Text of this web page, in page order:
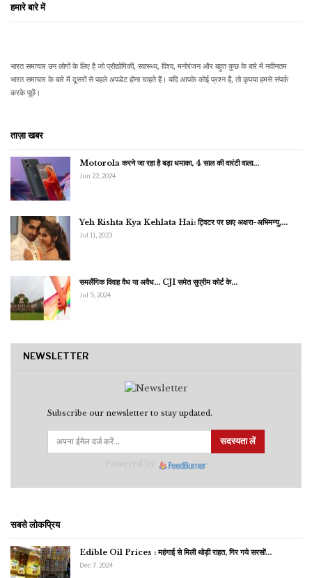
हमारे बारे में
भारत समाचार उन लोगों के लिए है जो प्रौद्योगिकी, स्वास्थ्य, विश्व, मनोरंजन और बहुत कुछ के बारे में नवीनतम
भारत समाचार के बारे में दूसरों से पहले अपडेट होना चाहते हैं। यदि आपके कोई प्रश्न हैं, तो कृपया हमसे संपर्क
करके पूछें।
ताज़ा खबर
Motorola करने जा रहा है बड़ा धमाका, 4 साल की वारंटी वाला…
Jun 22, 2024
Yeh Rishta Kya Kehlata Hai: ट्विटर पर छाए अक्षरा-अभिमन्यु,…
Jul 11, 2023
समलैंगिक विवाह वैध या अवैध… CJI समेत सुप्रीम कोर्ट के…
Jul 5, 2024
NEWSLETTER
Subscribe our newsletter to stay updated.
सदस्यता लें
सबसे लोकप्रिय
Edible Oil Prices : महंगाई से मिली थोड़ी राहत, गिर गये सरसों…
Dec 7, 2024